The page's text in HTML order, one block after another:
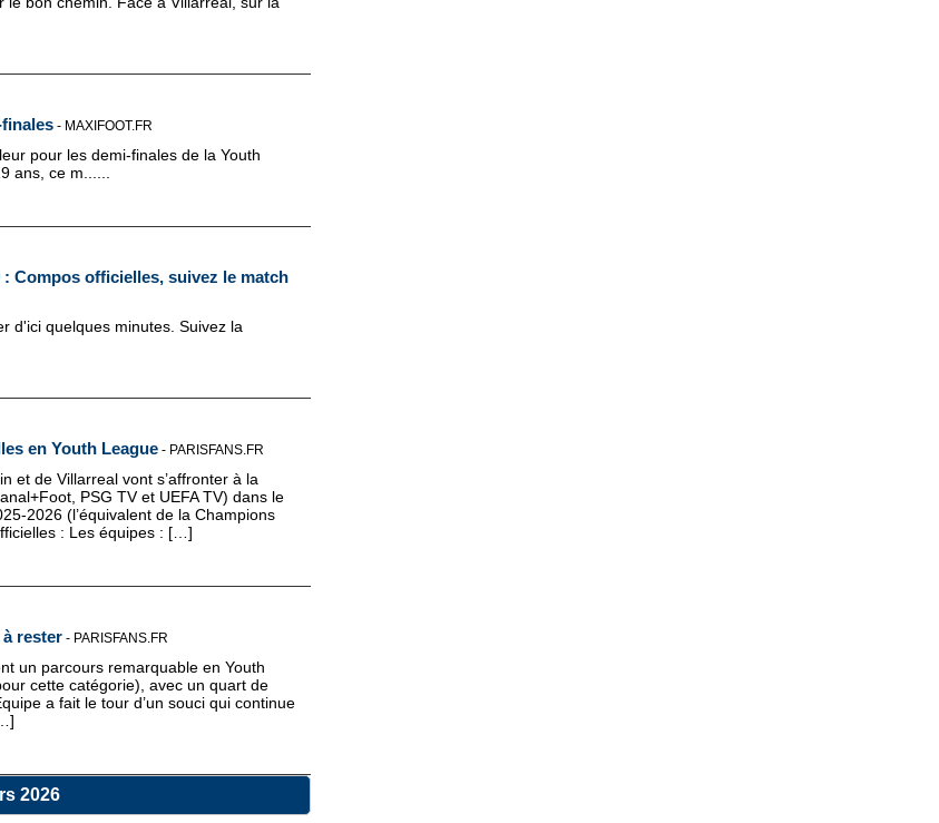
- MAXIFOOT.FR
pour les demi-finales de la Youth
ans, ce m......
: Compos officielles, suivez le match
d'ici quelques minutes. Suivez la
en Youth League - PARISFANS.FR
et de Villarreal vont s’affronter à la
PSG TV et UEFA TV) dans le
2026 (l’équivalent de la Champions
: Les équipes : […]
rester - PARISFANS.FR
un parcours remarquable en Youth
cette catégorie), avec un quart de
a fait le tour d’un souci qui continue
2026